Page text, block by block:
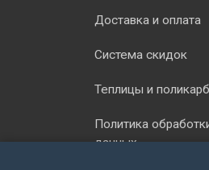
Доставка и оплата
Система скидок
Теплицы и
Политика
данных